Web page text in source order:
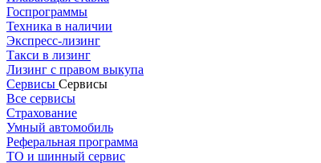
Госпрограммы
Техника в наличии
Экспресс-лизинг
Такси в лизинг
Лизинг с правом выкупа
Сервисы Сервисы
Все сервисы
Страхование
Умный автомобиль
Реферальная программа
ТО и шинный сервис